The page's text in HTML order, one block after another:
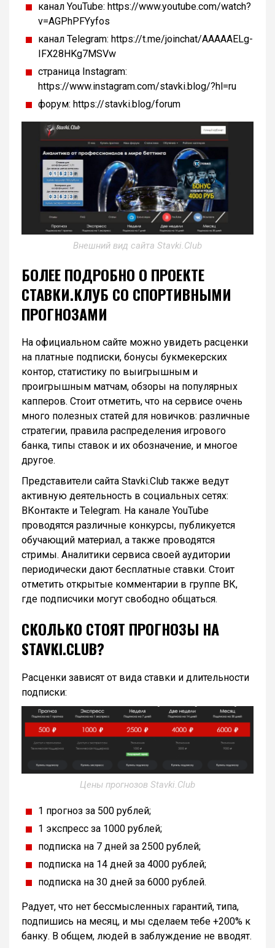
канал YouTube: https://www.youtube.com/watch?
v=AGPhPFYyfos
канал Telegram: https://t.me/joinchat/AAAAAELg-
IFX28HKg7MSVw
страница Instagram:
https://www.instagram.com/stavki.blog/?hl=ru
форум: https://stavki.blog/forum
Внешний вид сайта Stavki.Club
БОЛЕЕ ПОДРОБНО О ПРОЕКТЕ
СТАВКИ.КЛУБ СО СПОРТИВНЫМИ
ПРОГНОЗАМИ
На официальном сайте можно увидеть расценки
на платные подписки, бонусы букмекерских
контор, статистику по выигрышным и
проигрышным матчам, обзоры на популярных
капперов. Стоит отметить, что на сервисе очень
много полезных статей для новичков: различные
стратегии, правила распределения игрового
банка, типы ставок и их обозначение, и многое
другое.
Представители сайта Stavki.Club также ведут
активную деятельность в социальных сетях:
ВКонтакте и Telegram. На канале YouTube
проводятся различные конкурсы, публикуется
обучающий материал, а также проводятся
стримы. Аналитики сервиса своей аудитории
периодически дают бесплатные ставки. Стоит
отметить открытые комментарии в группе ВК,
где подписчики могут свободно общаться.
СКОЛЬКО СТОЯТ ПРОГНОЗЫ НА
STAVKI.CLUB?
Расценки зависят от вида ставки и длительности
подписки:
Цены прогнозов Stavki.Club
1 прогноз за 500 рублей;
1 экспресс за 1000 рублей;
подписка на 7 дней за 2500 рублей;
подписка на 14 дней за 4000 рублей;
подписка на 30 дней за 6000 рублей.
Радует, что нет бессмысленных гарантий, типа,
подпишись на месяц, и мы сделаем тебе +200% к
банку. В общем, людей в заблуждение не вводят.